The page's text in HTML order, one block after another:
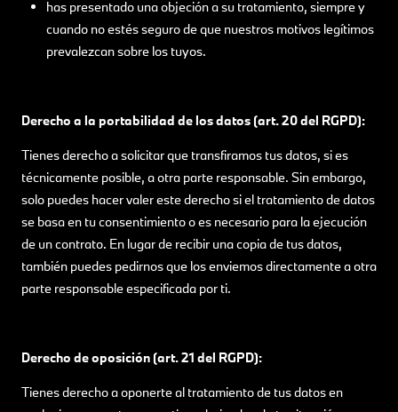
has presentado una objeción a su tratamiento, siempre y
cuando no estés seguro de que nuestros motivos legítimos
prevalezcan sobre los tuyos.
Derecho a la portabilidad de los datos (art. 20 del RGPD):
Tienes derecho a solicitar que transfiramos tus datos, si es
técnicamente posible, a otra parte responsable. Sin embargo,
solo puedes hacer valer este derecho si el tratamiento de datos
se basa en tu consentimiento o es necesario para la ejecución
de un contrato. En lugar de recibir una copia de tus datos,
también puedes pedirnos que los enviemos directamente a otra
parte responsable especificada por ti.
Derecho de oposición (art. 21 del RGPD):
Tienes derecho a oponerte al tratamiento de tus datos en